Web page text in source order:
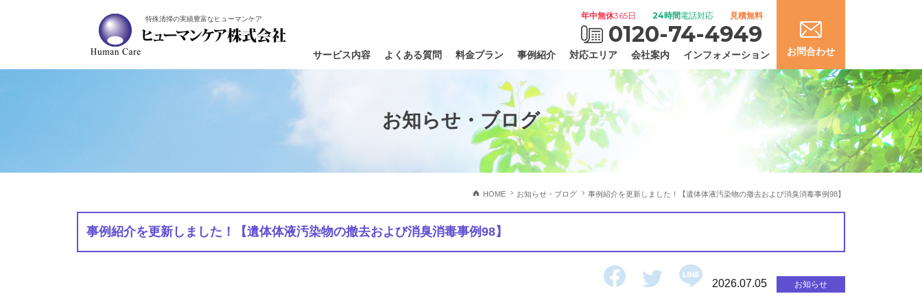
特殊清掃の実績豊富なヒューマンケア
サービス内容 よくある質問 料金プラン 事例紹介 対応エリア 会社案内 インフォメーション お問合わせ
年中無休365日 24時間電話対応 見積無料
0120-74-4949
お知らせ・ブログ
HOME お知らせ・ブログ 事例紹介を更新しました！【遺体体液汚染物の撤去および消臭消毒事例98】
事例紹介を更新しました！【遺体体液汚染物の撤去および消臭消毒事例98】
2026.07.05 お知らせ